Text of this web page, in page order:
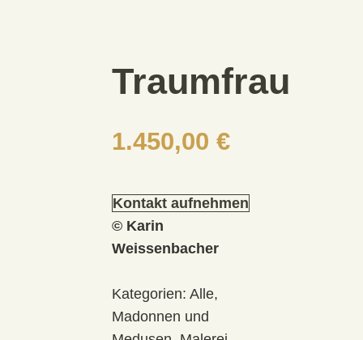
Traumfrau
1.450,00 €
Kontakt aufnehmen
© Karin
Weissenbacher
Kategorien: Alle,
Madonnen und